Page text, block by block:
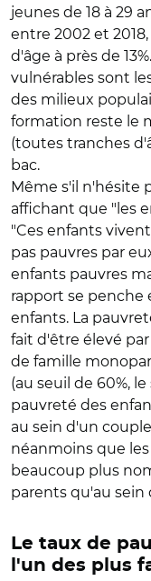
jeunes de 18 à 29
entre 2002 et
d'âge à près de
vulnérables sont
des milieux
formation reste le
(toutes tranches
bac.
Même s'il n'hésite
affichant que "les
"Ces enfants
pas pauvres par
enfants pauvres
rapport se penche
enfants. La
fait d'être élevé
de famille
(au seuil de 60%,
pauvreté des
au sein d'un
néanmoins que
beaucoup plus
parents qu'au
Le taux de
l'un des plus